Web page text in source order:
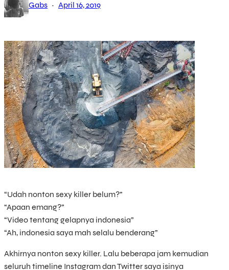
Gabs · April 16, 2019
“Udah nonton sexy killer belum?”
“Apaan emang?”
“Video tentang gelapnya indonesia”
“Ah, indonesia saya mah selalu benderang”
Akhirnya nonton sexy killer. Lalu beberapa jam kemudian
seluruh timeline Instagram dan Twitter saya isinya